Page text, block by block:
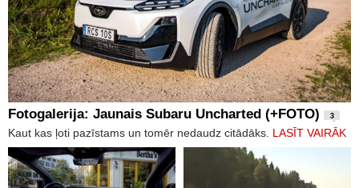
Fotogalerija: Jaunais Subaru Uncharted (+FOTO) 3
Kaut kas ļoti pazīstams un tomēr nedaudz citādāks. LASĪT VAIRĀK